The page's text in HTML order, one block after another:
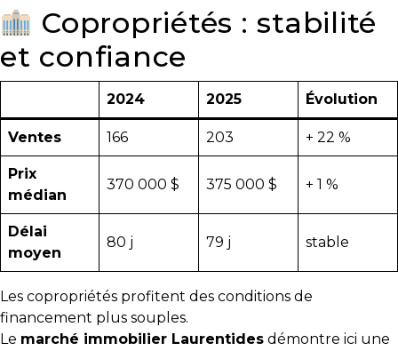
tranquillité
d’esprit
Le
défi
vendre
juste
prix
Les
documents
à
avoir
en
main
Copropriétés : stabilité
et confiance
2024 2025 Évolution
Ventes 166 203 + 22 %
Prix
médian
370 000 $ 375 000 $ + 1 %
Délai
moyen
80 j 79 j stable
Les copropriétés profitent des conditions de
financement plus souples.
Le marché immobilier Laurentides démontre ici une